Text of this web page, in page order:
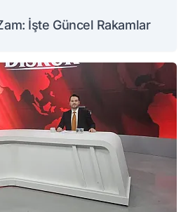
İşte Güncel Rakamlar